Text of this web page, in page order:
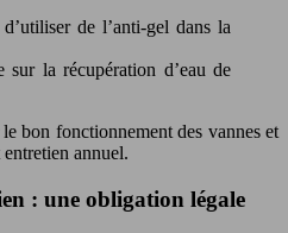
sur la récupération d’eau de
bon fonctionnement des vannes et
annuel.
: une obligation légale